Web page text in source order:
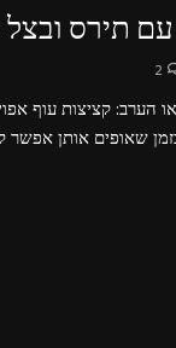
תירס ובצל
הערב: קציצות עוף
שאופים אותן אפשר